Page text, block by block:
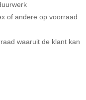
of andere op voorraad
waaruit de klant kan